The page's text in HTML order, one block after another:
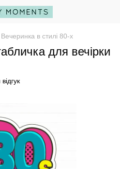
Вечеринка в стилі 80-х
для вечірки